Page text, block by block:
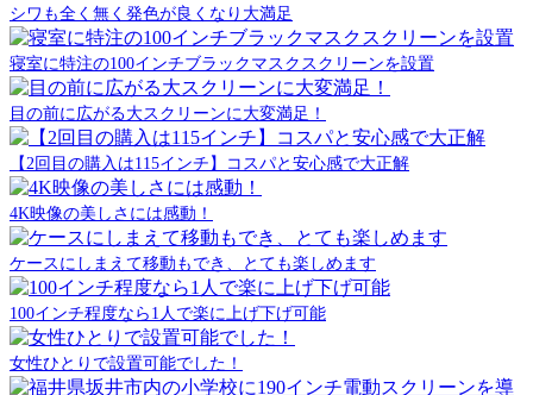
シワも全く無く発色が良くなり大満足
寝室に特注の100インチブラックマスクスクリーンを設置
目の前に広がる大スクリーンに大変満足！
【2回目の購入は115インチ】コスパと安心感で大正解
4K映像の美しさには感動！
ケースにしまえて移動もでき、とても楽しめます
100インチ程度なら1人で楽に上げ下げ可能
女性ひとりで設置可能でした！